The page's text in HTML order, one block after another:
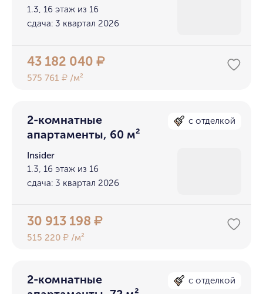
1.3, 16 этаж из 16
сдача: 3 квартал 2026
43 182 040₽
575 761₽ /м²
2-комнатные
апартаменты, 60 м²
с отделкой
Insider
1.3, 16 этаж из 16
сдача: 3 квартал 2026
30 913 198₽
515 220₽ /м²
2-комнатные
с отделкой